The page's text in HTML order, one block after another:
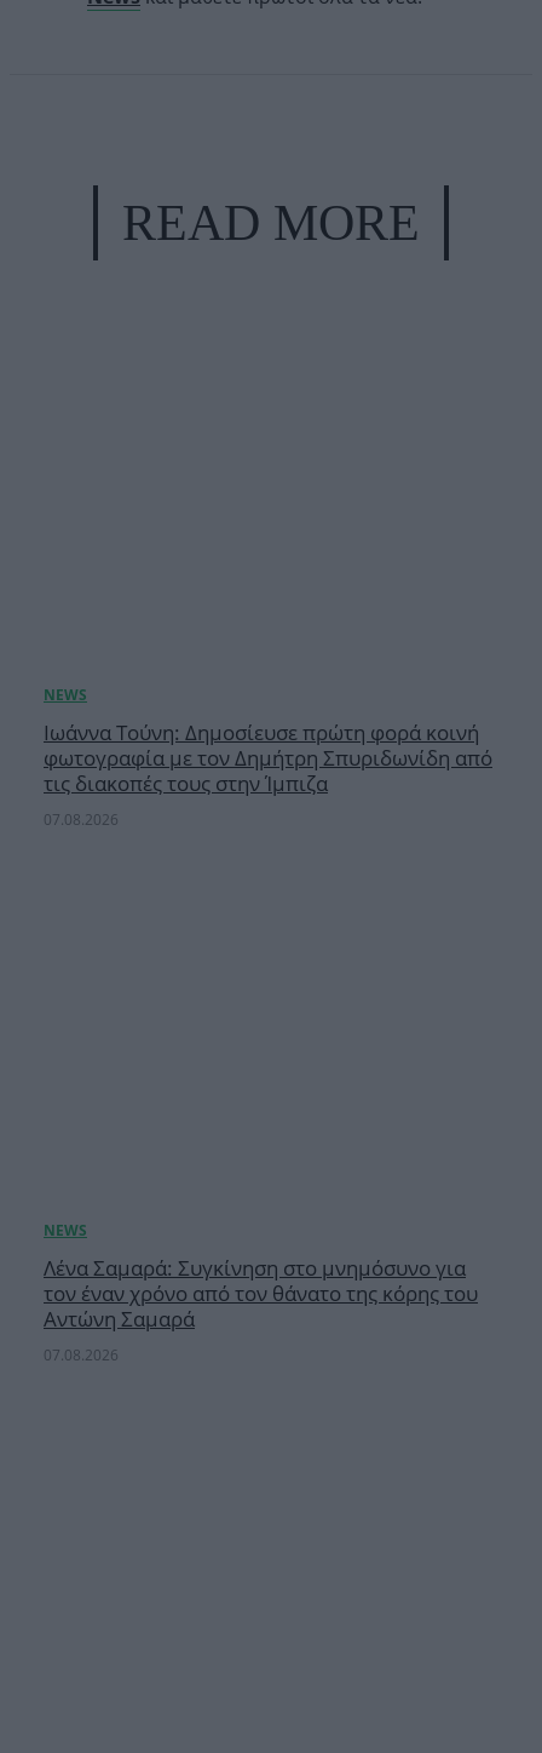
READ MORE
Ιωάννα Τούνη: Δημοσίευσε πρώτη φορά κοινή
φωτογραφία με τον Δημήτρη Σπυριδωνίδη από
τις διακοπές τους στην Ίμπιζα
07.08.2026
Λένα Σαμαρά: Συγκίνηση στο μνημόσυνο για
τον έναν χρόνο από τον θάνατο της κόρης του
Αντώνη Σαμαρά
07.08.2026